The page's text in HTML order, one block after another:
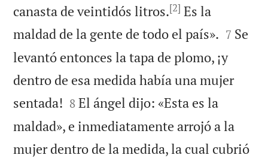
canasta de veintidós litros.[2] Es la
maldad de la gente de todo el país». 

7 Se
levantó entonces la tapa de plomo, ¡y
dentro de esa medida había una mujer
sentada! 

8 El ángel dijo: «Esta es la
maldad», e inmediatamente arrojó a la
mujer dentro de la medida, la cual cubrió